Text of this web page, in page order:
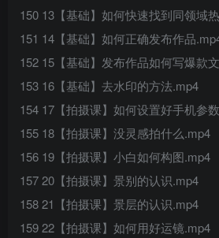
150 13【基础】如何快速找到同领域
151 14【基础】如何正确发布作品
152 15【基础】发布作品如何写爆款
153 16【基础】去水印的方法.mp4
154 17【拍摄课】如何设置好手机参
155 18【拍摄课】没灵感拍什么.mp4
156 19【拍摄课】小白如何构图.mp4
157 20【拍摄课】景别的认识.mp4
158 21【拍摄课】景层的认识.mp4
159 22【拍摄课】如何用好运镜.mp4